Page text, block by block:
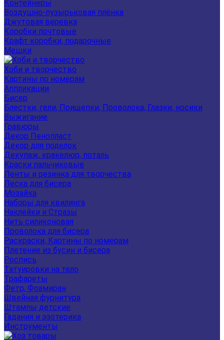
Контейнеры
Воздушно-пузырьковая плёнка
Джутовая веревка
Коробки почтовые
Крафт коробки, подарочные
Мешки
Хоби и творчество
Картины по номерам
Аппликации
Бисер
Блестки, гели, Прищепки, Проволока, Глазки, носики
Выжигание
Гравюры
Декор Пенопласт
Декор для поделок
Декупаж, кракелюр, поталь
Краски пальчиковые
Ленты и резинка для творчества
Леска для бисера
Мозайка
Наборы для квилинга
Наклейки и Стразы
Нить силиконовая
Проволока для бисера
Раскраски, Картины по номерам
Плетение из бусин и бисера
Роспись
Татуировки на тело
Трафареты
Фетр, Фоамиран
Швейная фурнитура
Штампы детские
Гадания и эзотерика
Инструменты